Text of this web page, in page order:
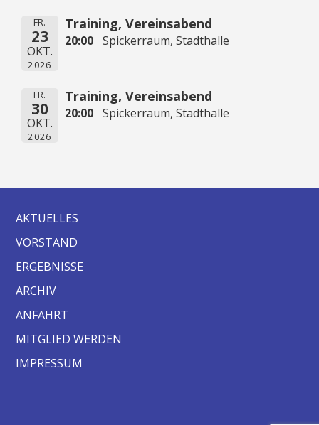
FR.
23
OKT.
2026
Training, Vereinsabend
20:00 Spickerraum, Stadthalle
FR.
30
OKT.
2026
Training, Vereinsabend
20:00 Spickerraum, Stadthalle
AKTUELLES
VORSTAND
ERGEBNISSE
ARCHIV
ANFAHRT
MITGLIED WERDEN
IMPRESSUM